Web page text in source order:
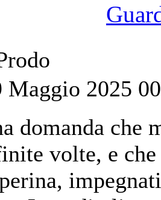
Maggio 2025
domanda che
volte, e che